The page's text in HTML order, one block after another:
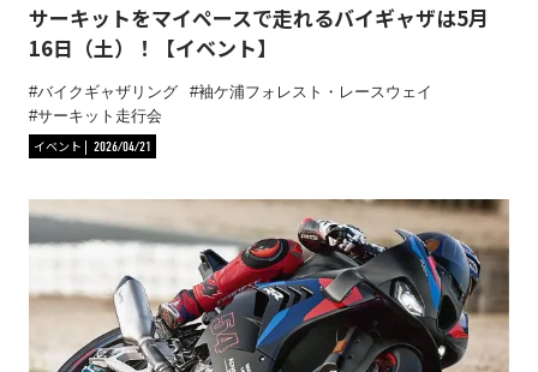
サーキットをマイペースで走れるバイギャザは5月
16日（土）！【イベント】
バイクギャザリング
袖ケ浦フォレスト・レースウェイ
サーキット走行会
イベント
2026/04/21